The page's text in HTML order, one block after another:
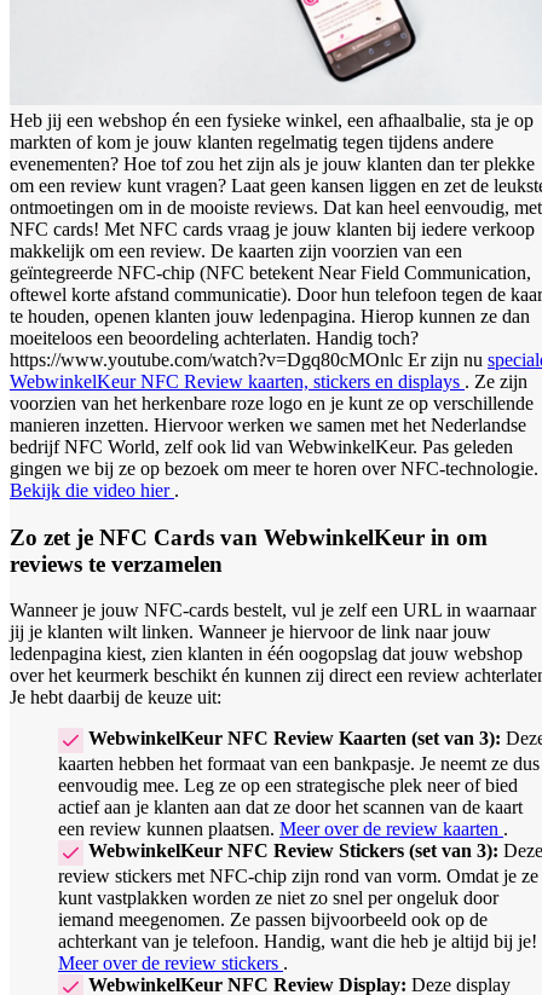
Heb jij een webshop én een fysieke winkel, een afhaalbalie, sta je op
markten of kom je jouw klanten regelmatig tegen tijdens andere
evenementen? Hoe tof zou het zijn als je jouw klanten dan ter plekke
om een review kunt vragen? Laat geen kansen liggen en zet de
ontmoetingen om in de mooiste reviews. Dat kan heel eenvoudig, met
NFC cards! Met NFC cards vraag je jouw klanten bij iedere verkoop
makkelijk om een review. De kaarten zijn voorzien van een
geïntegreerde NFC-chip (NFC betekent Near Field Communication,
oftewel korte afstand communicatie). Door hun telefoon tegen de
te houden, openen klanten jouw ledenpagina. Hierop kunnen ze dan
moeiteloos een beoordeling achterlaten. Handig toch?
https://www.youtube.com/watch?v=Dgq80cMOnlc Er zijn nu
WebwinkelKeur NFC Review kaarten, stickers en displays . Ze zijn
voorzien van het herkenbare roze logo en je kunt ze op verschillende
manieren inzetten. Hiervoor werken we samen met het Nederlandse
bedrijf NFC World, zelf ook lid van WebwinkelKeur. Pas geleden
gingen we bij ze op bezoek om meer te horen over NFC-technologie.
Bekijk die video hier .
Zo zet je NFC Cards van WebwinkelKeur in om
reviews te verzamelen
Wanneer je jouw NFC-cards bestelt, vul je zelf een URL in waarnaar
jij je klanten wilt linken. Wanneer je hiervoor de link naar jouw
ledenpagina kiest, zien klanten in één oogopslag dat jouw webshop
over het keurmerk beschikt én kunnen zij direct een review
Je hebt daarbij de keuze uit:
WebwinkelKeur NFC Review Kaarten (set van 3):
kaarten hebben het formaat van een bankpasje. Je neemt ze dus
eenvoudig mee. Leg ze op een strategische plek neer of bied
actief aan je klanten aan dat ze door het scannen van de kaart
een review kunnen plaatsen. Meer over de review kaarten .
WebwinkelKeur NFC Review Stickers (set van 3): Deze
review stickers met NFC-chip zijn rond van vorm. Omdat je ze
kunt vastplakken worden ze niet zo snel per ongeluk door
iemand meegenomen. Ze passen bijvoorbeeld ook op de
achterkant van je telefoon. Handig, want die heb je altijd bij je!
Meer over de review stickers .
WebwinkelKeur NFC Review Display: Deze display